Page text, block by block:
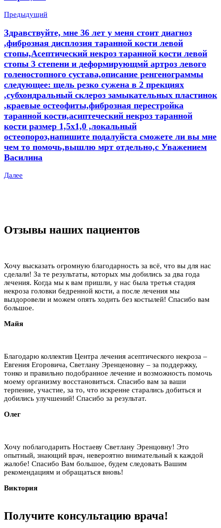
Предыдущий
Здравствуйте, мне 36 лет у меня стоит диагноз
,фиброзная дисплозия таранной кости левой
стопы,Асептический некроз таранной кости левой
стопы 3 степени и деформирующмй артроз левого
голеностопного сустава,описание ренгенограммы
следующее: щель резко сужена в 2 прекциях
,субхондральный склероз замыкательных пластинок
,краевые остеофиты,фиброзная перестройка
таранной кости,асиптеческий некроз таранной
кости размер 1,5х1,0 ,локальный
остеопороз,напишите подалуйста сможете ли вы мне
чем то помочь,вышлю мрт отдельно,с Уважением
Василина
Далее
Отзывы наших пациентов
Хочу высказать огромную благодарность за всё, что вы для нас
сделали! За те результаты, которых мы добились за два года
лечения. Когда мы к вам пришли, у нас была третья стадия
некроза головки бедренной кости, а после лечения мы
выздоровели и можем опять ходить без костылей! Спасибо вам
большое.
Майя
Благодарю коллектив Центра лечения асептического некроза –
Евгения Егоровича, Светлану Эренценовну – за поддержку,
тонко и правильно подобранное лечение и возможность помочь
моему организму восстановиться. Спасибо вам за ваши
терпение, участие, за то, что искренне старались добиться и
добились улучшений! Спасибо за результат.
Олег
Хочу поблагодарить Ностаеву Светлану Эренцовну! Это
опытный, знающий врач, невероятно внимательный к каждой
жалобе! Спасибо Вам большое, будем следовать Вашим
рекомендациям и обращаться вновь!
Виктория
Получите консультацию врача!